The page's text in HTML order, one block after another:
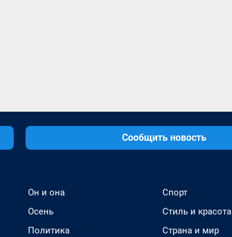
Сообщить новость
Он и она
Осень
Политика
Спорт
Стиль и красота
Страна и мир